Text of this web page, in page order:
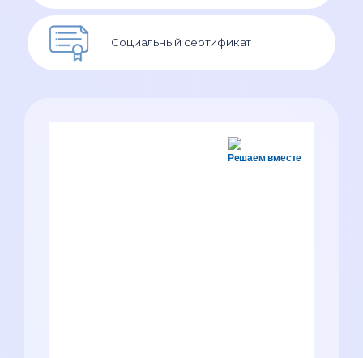
Социальный сертификат
Решаем вместе